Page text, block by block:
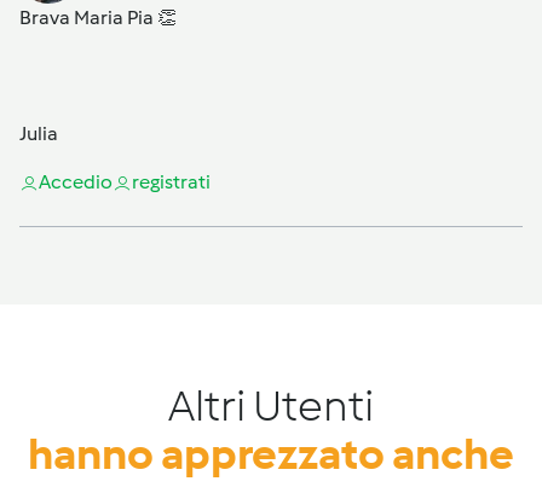
Brava Maria Pia 👏
Julia
Accedio registrati
Altri Utenti
hanno apprezzato anche